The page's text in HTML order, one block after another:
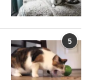
5